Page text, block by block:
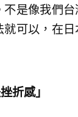
是像我們
可以，在
折感」